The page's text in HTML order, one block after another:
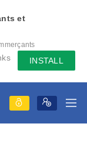
et
des
INSTALL